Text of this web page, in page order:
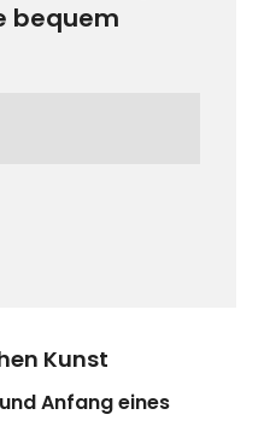
bequem
Kunst
Anfang eines